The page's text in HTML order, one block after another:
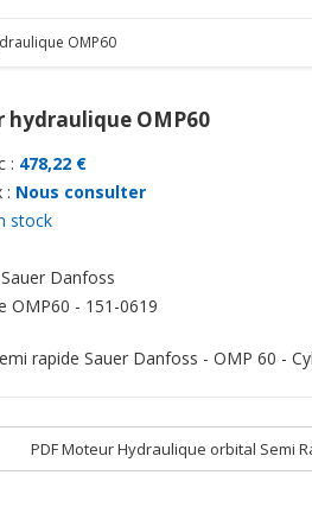
OMP60
hydraulique OMP60
: 478,22 €
: Nous consulter
stock
Sauer Danfoss
OMP60 - 151-0619
rapide Sauer Danfoss - OMP 60 -
PDF Moteur Hydraulique orbital Semi